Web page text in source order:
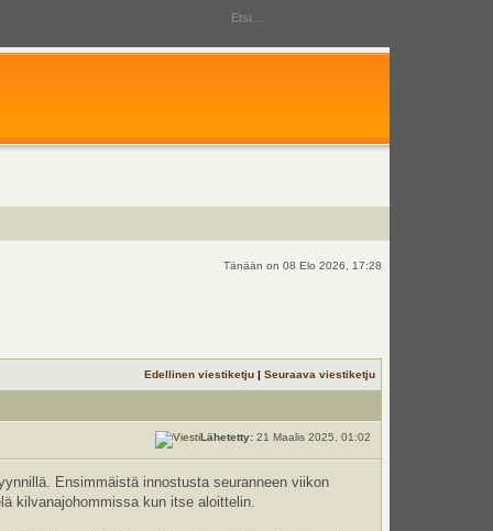
Tänään on 08 Elo 2026, 17:28
Edellinen viestiketju |Seuraava viestiketju
Lähetetty: 21 Maalis 2025, 01:02
Ensimmäistä innostusta seuranneen viikon
kilvanajohommissa kun itse aloittelin.